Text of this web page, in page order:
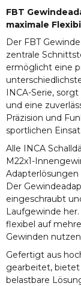
FBT
maximale
Der FBT
zentrale
ermöglicht eine
INCA-Serie,
und eine
Präzision und
sportlichen
Alle INCA
M22x1-
Der
eingeschraubt
Laufgewinde
flexibel auf
Gewinden
Gefertigt aus
gearbeitet,
belastbare